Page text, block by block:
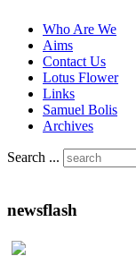
Who Are We
Aims
Contact Us
Lotus Flower
Links
Samuel Bolis
Archives
Search ...
newsflash